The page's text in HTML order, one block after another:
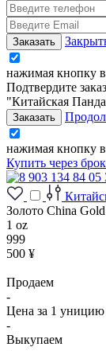
нажимая кнопку
Подтвердите
"Китайская
нажимая кнопку
Купить через
Золото China
1 oz
999
500 ¥
Продаем
-
Цена за 1 уницию
-
Выкупаем